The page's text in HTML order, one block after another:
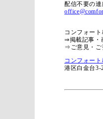
配信不要の連
コンフォー
⇒掲載記事・
⇒ご意見・ご
コンフォート
港区白金台